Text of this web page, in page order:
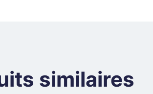
similaires